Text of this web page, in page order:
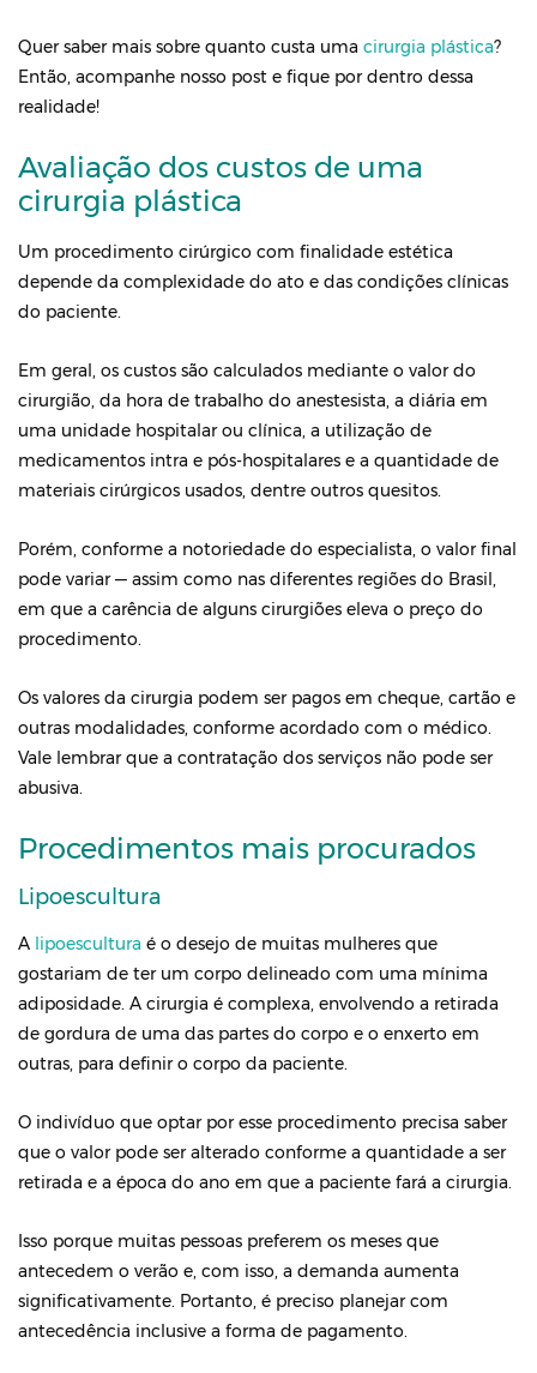
Quer saber mais sobre quanto custa uma cirurgia plástica?
Então, acompanhe nosso post e fique por dentro dessa
realidade!
Avaliação dos custos de uma
cirurgia plástica
Um procedimento cirúrgico com finalidade estética
depende da complexidade do ato e das condições clínicas
do paciente.
Em geral, os custos são calculados mediante o valor do
cirurgião, da hora de trabalho do anestesista, a diária em
uma unidade hospitalar ou clínica, a utilização de
medicamentos intra e pós-hospitalares e a quantidade de
materiais cirúrgicos usados, dentre outros quesitos.
Porém, conforme a notoriedade do especialista, o valor final
pode variar — assim como nas diferentes regiões do Brasil,
em que a carência de alguns cirurgiões eleva o preço do
procedimento.
Os valores da cirurgia podem ser pagos em cheque, cartão e
outras modalidades, conforme acordado com o médico.
Vale lembrar que a contratação dos serviços não pode ser
abusiva.
Procedimentos mais procurados
Lipoescultura
A lipoescultura é o desejo de muitas mulheres que
gostariam de ter um corpo delineado com uma mínima
adiposidade. A cirurgia é complexa, envolvendo a retirada
de gordura de uma das partes do corpo e o enxerto em
outras, para definir o corpo da paciente.
O indivíduo que optar por esse procedimento precisa saber
que o valor pode ser alterado conforme a quantidade a ser
retirada e a época do ano em que a paciente fará a cirurgia.
Isso porque muitas pessoas preferem os meses que
antecedem o verão e, com isso, a demanda aumenta
significativamente. Portanto, é preciso planejar com
antecedência inclusive a forma de pagamento.